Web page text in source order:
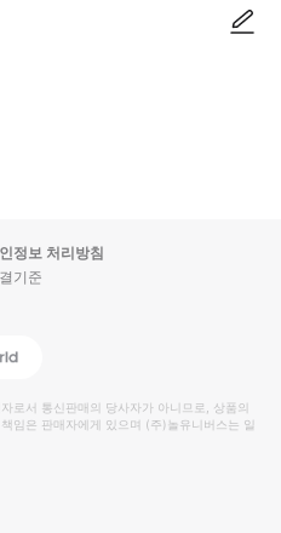
정보 처리방침
기준
로서 통신판매의 당사자가 아니므로, 상품의
임은 판매자에게 있으며 (주)놀유니버스는 일